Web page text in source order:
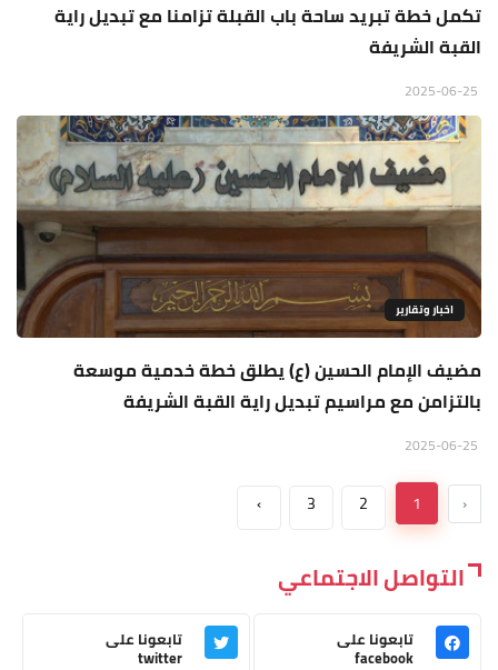
تكمل خطة تبريد ساحة باب القبلة تزامنا مع تبديل راية
القبة الشريفة
اخبار وتقارير
مضيف الإمام الحسين (ع) يطلق خطة خدمية موسعة
بالتزامن مع مراسيم تبديل راية القبة الشريفة
‹
1
2
3
›
التواصل الاجتماعي
تابعونا على
facebook
تابعونا على
twitter